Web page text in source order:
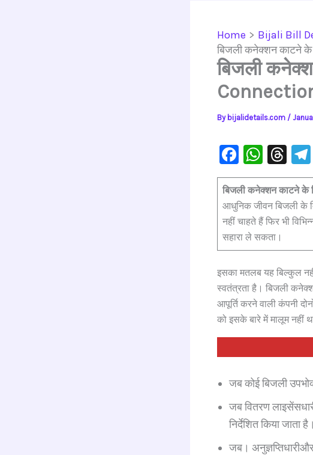
Home
Bijali Bill
बिजली कनेक्शन काटने
बिजली
By bijalidetails.com /
F
a
c
e
b
o
o
k
W
h
at
s
A
p
p
T
hr
e
a
d
s
बिजली कनेक्शन काटने के
आधुनिक जीवन बिजली के
नहीं चाहते हैं फिर भी
सहारा ले सकता।
इसका मतलब यह बिल्कुल
स्वतंत्रता है। बिजली
आपूर्ति करने वाली कंपनी
को इसके बारे में मालूम नहीं
जब कोई बिजली
जब वितरण
निर्देशित किया जाता है।
जब।